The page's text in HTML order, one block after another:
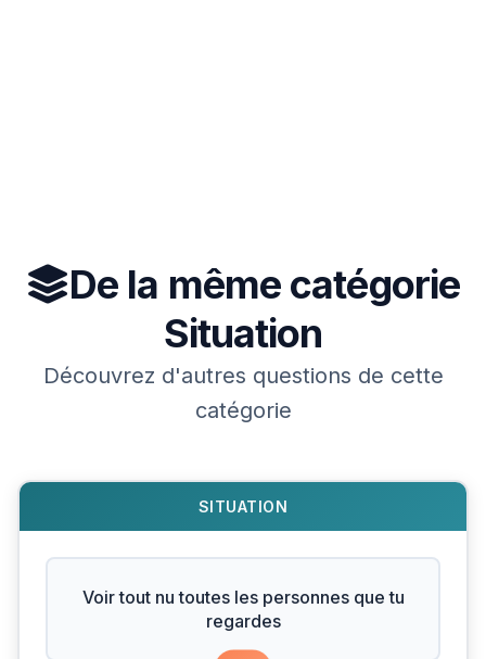
De la même catégorie
Situation
Découvrez d'autres questions de cette
catégorie
SITUATION
Voir tout nu toutes les personnes que tu
regardes